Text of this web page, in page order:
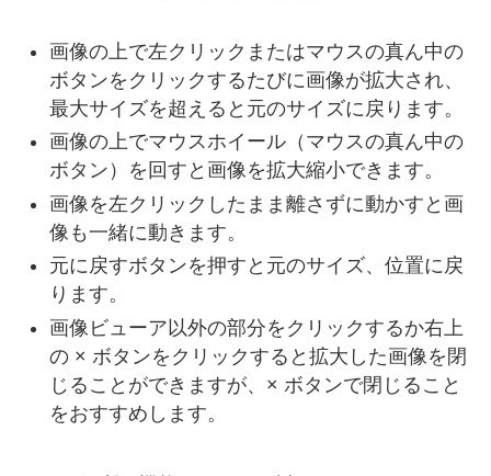
画像の上で左クリックまたはマウスの真ん中の
ボタンをクリックするたびに画像が拡大され、
最大サイズを超えると元のサイズに戻ります。
画像の上でマウスホイール（マウスの真ん中の
ボタン）を回すと画像を拡大縮小できます。
画像を左クリックしたまま離さずに動かすと画
像も一緒に動きます。
元に戻すボタンを押すと元のサイズ、位置に戻
ります。
画像ビューア以外の部分をクリックするか右上
の × ボタンをクリックすると拡大した画像を閉
じることができますが、× ボタンで閉じること
をおすすめします。